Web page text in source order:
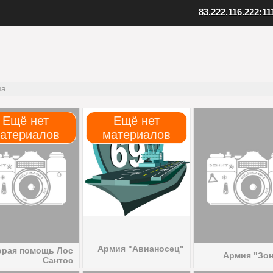
SAMP
файл клиента
открыв файл samp.exe
Установите клиент Шаг Добавьте
Ещё нет
помощь Лос
Сантос
Ещё нет
материалов
Армия "Авианосец"
Армия